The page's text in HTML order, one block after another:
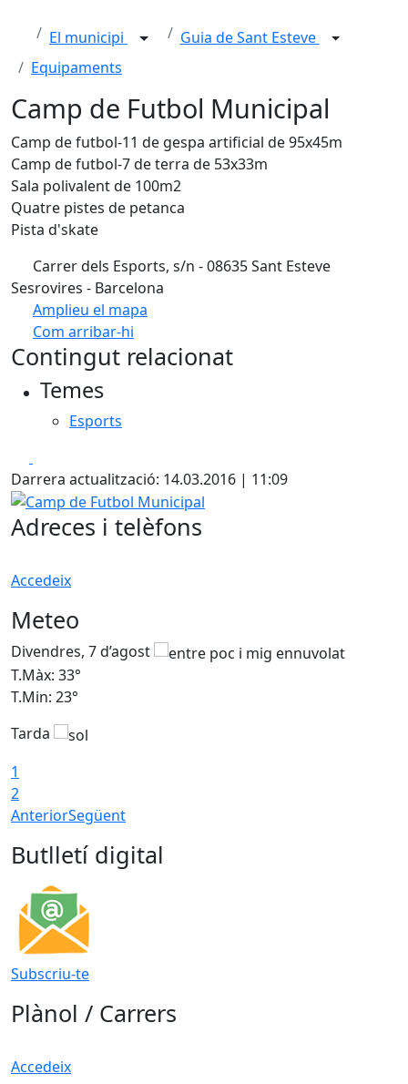
El municipi
Guia de Sant Esteve
Equipaments
Camp de Futbol Municipal
Camp de futbol-11 de gespa artificial de 95x45m
Camp de futbol-7 de terra de 53x33m
Sala polivalent de 100m2
Quatre pistes de petanca
Pista d'skate
Carrer dels Esports, s/n - 08635 Sant Esteve
Sesrovires - Barcelona
Amplieu el mapa
Com arribar-hi
+
Contingut relacionat
Temes
Esports
Darrera actualització: 14.03.2016 | 11:09
Camp de Futbol Municipal
Adreces i telèfons
Accedeix
Meteo
Divendres, 7 d’agost
T.Màx: 33°
T.Min: 23°
Tarda
1
2
AnteriorSegüent
Butlletí digital
Subscriu-te
Plànol / Carrers
Accedeix